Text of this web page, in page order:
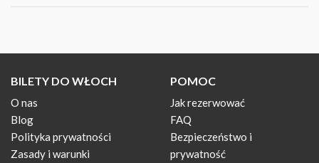
BILETY DO WŁOCH
O nas
Blog
Polityka prywatności
Zasady i warunki
POMOC
Jak rezerwować
FAQ
Bezpieczeństwo i
prywatność